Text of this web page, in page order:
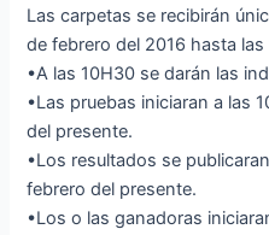
Las carpetas se recibirán
de febrero del 2016 hasta las
•A las 10H30 se darán las
•Las pruebas iniciaran a las
del presente.
•Los resultados se
febrero del presente.
•Los o las ganadoras